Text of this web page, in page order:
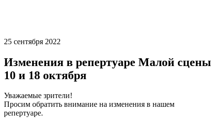
25 сентября 2022
Изменения в репертуаре Малой сцены
10 и 18 октября
Уважаемые зрители!
Просим обратить внимание на изменения в нашем
репертуаре.